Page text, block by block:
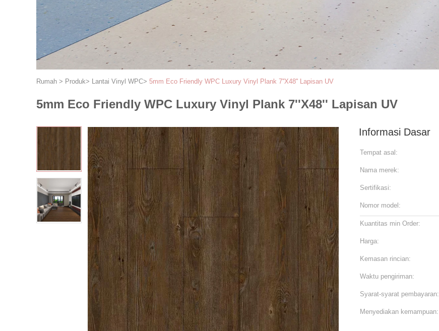
Rumah > Produk> Lantai Vinyl WPC> 5mm Eco Friendly WPC Luxury Vinyl Plank 7''X48'' Lapisan UV
5mm Eco Friendly WPC Luxury Vinyl Plank 7''X48'' Lapisan UV
Informasi Dasar
Tempat asal:
Nama merek:
Sertifikasi:
Nomor model:
Kuantitas min Order:
Harga:
Kemasan rincian:
Waktu pengiriman:
Syarat-syarat pembayaran:
Menyediakan kemampuan: